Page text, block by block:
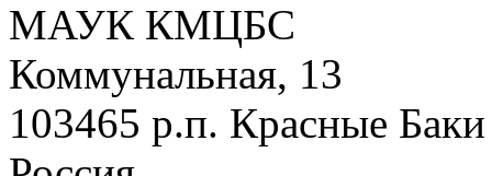
МАУК КМЦБС
Коммунальная, 13
103465 р.п. Красные Баки